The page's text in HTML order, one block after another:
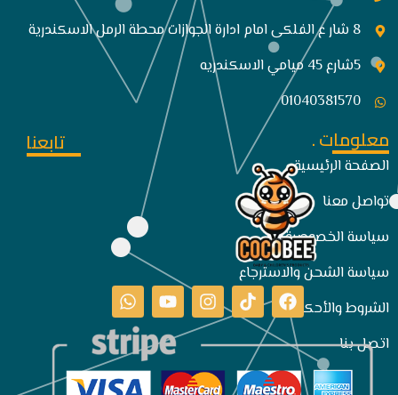
8 شار ع الفلكى امام ادارة الجوازات محطة الرمل الاسكندرية
5شارع 45 ميامي الاسكندريه
01040381570
معلومات .
الصفحة الرئيسية
تواصل معنا
سياسة الخصوصية
سياسة الشحن والاسترجاع
الشروط والأحكام
اتصل بنا
تابعنا